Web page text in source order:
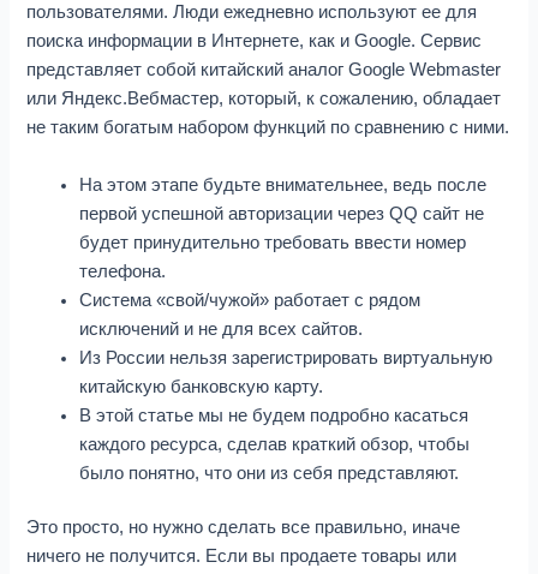
пользователями. Люди ежедневно используют ее для
поиска информации в Интернете, как и Google. Сервис
представляет собой китайский аналог Google Webmaster
или Яндекс.Вебмастер, который, к сожалению, обладает
не таким богатым набором функций по сравнению с ними.
На этом этапе будьте внимательнее, ведь после
первой успешной авторизации через QQ сайт не
будет принудительно требовать ввести номер
телефона.
Система «свой/чужой» работает с рядом
исключений и не для всех сайтов.
Из России нельзя зарегистрировать виртуальную
китайскую банковскую карту.
В этой статье мы не будем подробно касаться
каждого ресурса, сделав краткий обзор, чтобы
было понятно, что они из себя представляют.
Это просто, но нужно сделать все правильно, иначе
ничего не получится. Если вы продаете товары или